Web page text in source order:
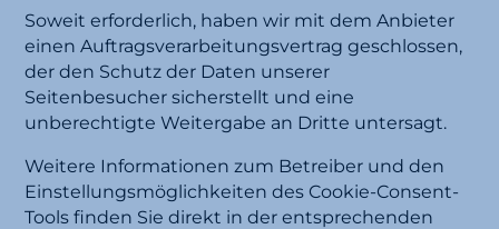
Soweit erforderlich, haben wir mit dem Anbieter
einen Auftragsverarbeitungsvertrag geschlossen,
der den Schutz der Daten unserer
Seitenbesucher sicherstellt und eine
unberechtigte Weitergabe an Dritte untersagt.
Weitere Informationen zum Betreiber und den
Einstellungsmöglichkeiten des Cookie-Consent-
Tools finden Sie direkt in der entsprechenden